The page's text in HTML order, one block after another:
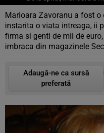
Marioara Zavoranu a fost o
instarita o viata intreaga, ii
firma si genti de mii de
imbraca din magazinele
Adaugă-ne ca sursă
preferată